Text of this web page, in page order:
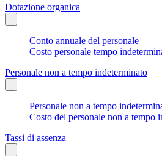
Dotazione organica
Conto annuale del personale
Costo personale tempo
Personale non a tempo indeterminato
Personale non a tempo
Costo del personale non a tempo
Tassi di assenza